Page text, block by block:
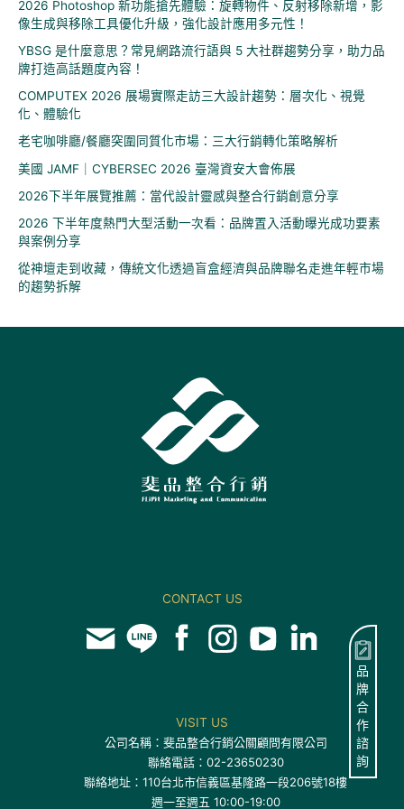
2026 Photoshop 新功能搶先體驗：旋轉物件、反射移除新增，影
像生成與移除工具優化升級，強化設計應用多元性！
YBSG 是什麼意思？常見網路流行語與 5 大社群趨勢分享，助力品
牌打造高話題度內容！
COMPUTEX 2026 展場實際走訪三大設計趨勢：層次化、視覺
化、體驗化
老宅咖啡廳/餐廳突圍同質化市場：三大行銷轉化策略解析
美國 JAMF｜CYBERSEC 2026 臺灣資安大會佈展
2026下半年展覽推薦：當代設計靈感與整合行銷創意分享
2026 下半年度熱門大型活動一次看：品牌置入活動曝光成功要素
與案例分享
從神壇走到收藏，傳統文化透過盲盒經濟與品牌聯名走進年輕市場
的趨勢拆解
品
牌
合
作
諮
詢
CONTACT US
VISIT US
公司名稱：斐品整合行銷公關顧問有限公司
聯絡電話：02-23650230
聯絡地址：110台北市信義區基隆路一段206號18樓
週一至週五 10:00-19:00